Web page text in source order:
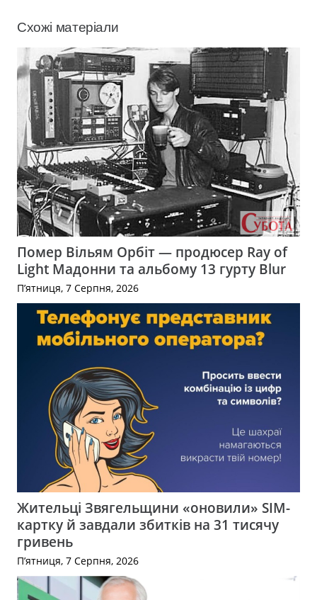
Схожі матеріали
Помер Вільям Орбіт — продюсер Ray of
Light Мадонни та альбому 13 гурту Blur
П’ятниця, 7 Серпня, 2026
Жительці Звягельщини «оновили» SIM-
картку й завдали збитків на 31 тисячу
гривень
П’ятниця, 7 Серпня, 2026